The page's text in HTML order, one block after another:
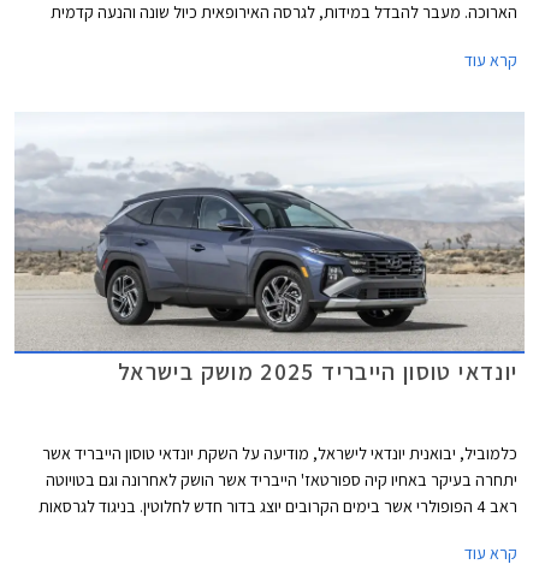
הארוכה. מעבר להבדל במידות, לגרסה האירופאית כיול שונה והנעה קדמית
קרא עוד
יונדאי טוסון הייבריד 2025 מושק בישראל
כלמוביל, יבואנית יונדאי לישראל, מודיעה על השקת יונדאי טוסון הייבריד אשר
יתחרה בעיקר באחיו קיה ספורטאז' הייבריד אשר הושק לאחרונה וגם בטויוטה
ראב 4 הפופולרי אשר בימים הקרובים יוצג בדור חדש לחלוטין. בניגוד לגרסאות
קרא עוד